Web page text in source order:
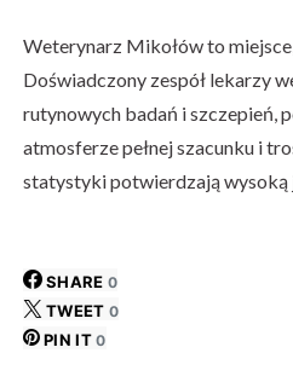
Weterynarz Mikołów to
Doświadczony zespół lekarzy
rutynowych badań i szczepień,
atmosferze pełnej szacunku i
statystyki potwierdzają wysoką
SHARE 0
TWEET 0
PIN IT 0